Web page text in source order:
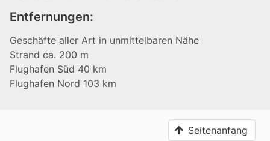
Entfernungen:
Geschäfte aller Art in unmittelbaren Nähe
Strand ca. 200 m
Flughafen Süd 40 km
Flughafen Nord 103 km
Seitenanfang